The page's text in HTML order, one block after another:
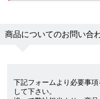
商品についてのお問い合
下記フォームより必要事
して下さい。